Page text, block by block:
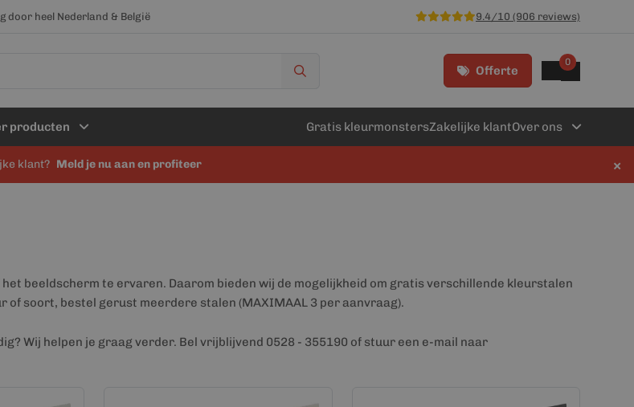
door heel Nederland & België 9.4/10 (906 reviews)
Offerte
0
producten Gratis kleurmonstersZakelijke klantOver ons
klant? Meld je nu aan en profiteer ×
beeldscherm te ervaren. Daarom bieden wij de mogelijkheid om gratis verschillende kleurstalen
of soort, bestel gerust meerdere stalen (MAXIMAAL 3 per aanvraag).
Wij helpen je graag verder. Bel vrijblijvend 0528 - 355190 of stuur een e-mail naar